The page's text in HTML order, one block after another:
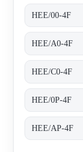
HEE/00-4F
HEE/A0-4F
HEE/C0-4F
HEE/0P-4F
HEE/AP-4F